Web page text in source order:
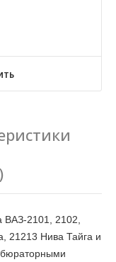
ВАЗ-2101, 2102,
21213 Нива Тайга и